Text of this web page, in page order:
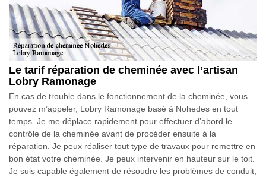
Le tarif réparation de cheminée avec l’artisan
Lobry Ramonage
En cas de trouble dans le fonctionnement de la cheminée, vous
pouvez m’appeler, Lobry Ramonage basé à Nohedes en tout
temps. Je me déplace rapidement pour effectuer d’abord le
contrôle de la cheminée avant de procéder ensuite à la
réparation. Je peux réaliser tout type de travaux pour remettre en
bon état votre cheminée. Je peux intervenir en hauteur sur le toit.
Je suis capable également de résoudre les problèmes de conduit,